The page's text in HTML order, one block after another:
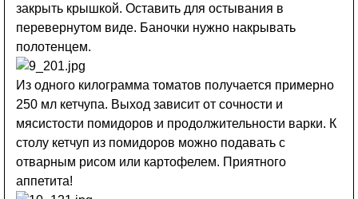
закрыть крышкой. Оставить для остывания в
перевернутом виде. Баночки нужно накрывать
полотенцем.
Из одного килограмма томатов получается примерно
250 мл кетчупа. Выход зависит от сочности и
мясистости помидоров и продолжительности варки. К
столу кетчуп из помидоров можно подавать с
отварным рисом или картофелем. Приятного
аппетита!